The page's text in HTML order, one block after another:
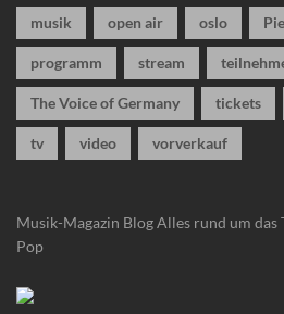
musik open air oslo
programm stream
The Voice of Germany tickets
tv video vorverkauf
Musik-Magazin BlogAlles rund um das
Pop